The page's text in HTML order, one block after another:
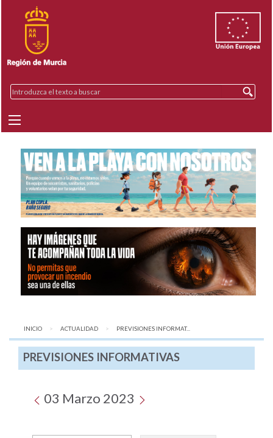
INICIO ACTUALIDAD AQUÍ:
PREVISIONES INFORMAT...
PREVISIONES INFORMATIVAS
03 Marzo 2023